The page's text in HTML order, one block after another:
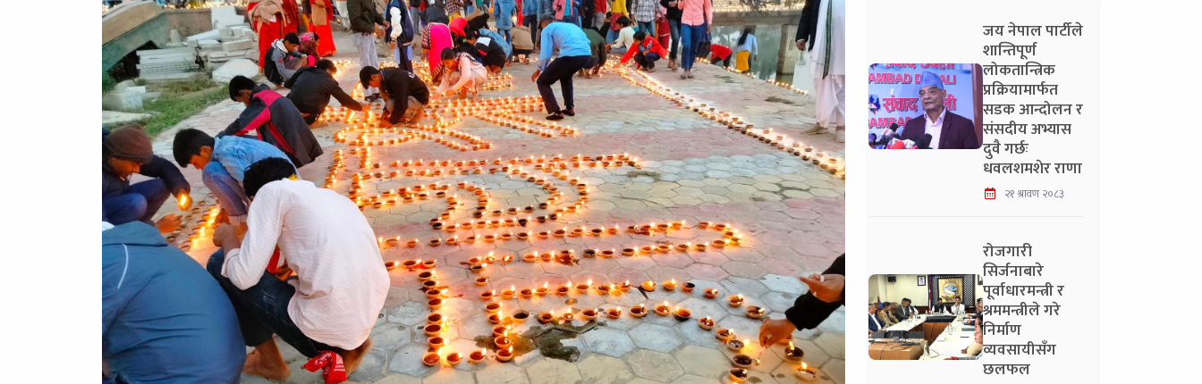
जय नेपाल पार्टीले
शान्तिपूर्ण
लोकतान्त्रिक
प्रक्रियामार्फत
सडक आन्दोलन र
संसदीय अभ्यास
दुवै गर्छः
धवलशमशेर राणा
२१ श्रावण २०८३
रोजगारी
सिर्जनाबारे
पूर्वाधारमन्त्री र
श्रममन्त्रीले गरे
निर्माण
व्यवसायीसँग
छलफल